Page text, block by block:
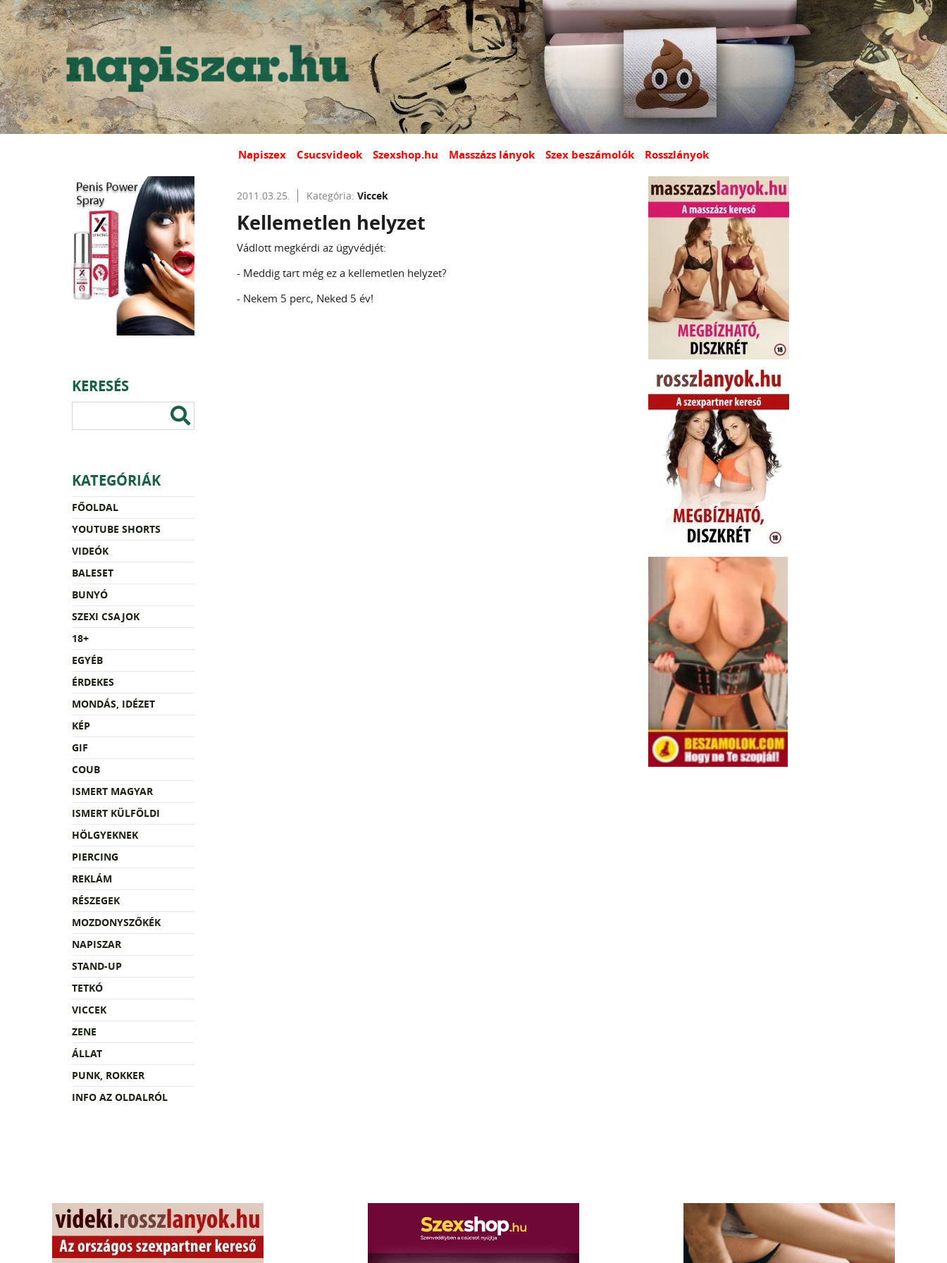
Napiszex Csucsvideok Szexshop.hu Masszázs lányok Szex beszámolók Rosszlányok
KERESÉS
KATEGÓRIÁK
FŐOLDAL
YOUTUBE SHORTS
VIDEÓK
BALESET
BUNYÓ
SZEXI CSAJOK
18+
EGYÉB
ÉRDEKES
MONDÁS, IDÉZET
KÉP
GIF
COUB
ISMERT MAGYAR
ISMERT KÜLFÖLDI
HÖLGYEKNEK
PIERCING
REKLÁM
RÉSZEGEK
MOZDONYSZŐKÉK
NAPISZAR
STAND-UP
TETKÓ
VICCEK
ZENE
ÁLLAT
PUNK, ROKKER
INFO AZ OLDALRÓL
2011.03.25. Kategória: Viccek
Kellemetlen helyzet
Vádlott megkérdi az ügyvédjét:
- Meddig tart még ez a kellemetlen helyzet?
- Nekem 5 perc, Neked 5 év!